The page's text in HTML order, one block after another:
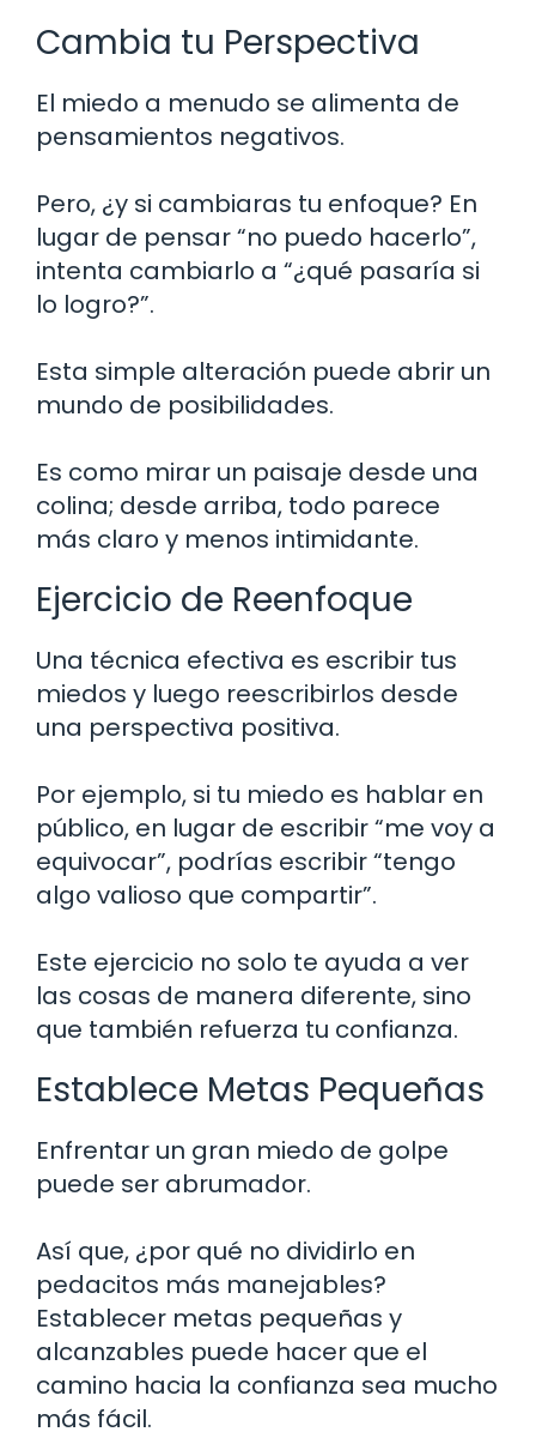
Cambia tu Perspectiva
El miedo a menudo se alimenta de
pensamientos negativos.
Pero, ¿y si cambiaras tu enfoque? En
lugar de pensar “no puedo hacerlo”,
intenta cambiarlo a “¿qué pasaría si
lo logro?”.
Esta simple alteración puede abrir un
mundo de posibilidades.
Es como mirar un paisaje desde una
colina; desde arriba, todo parece
más claro y menos intimidante.
Ejercicio de Reenfoque
Una técnica efectiva es escribir tus
miedos y luego reescribirlos desde
una perspectiva positiva.
Por ejemplo, si tu miedo es hablar en
público, en lugar de escribir “me voy a
equivocar”, podrías escribir “tengo
algo valioso que compartir”.
Este ejercicio no solo te ayuda a ver
las cosas de manera diferente, sino
que también refuerza tu confianza.
Establece Metas Pequeñas
Enfrentar un gran miedo de golpe
puede ser abrumador.
Así que, ¿por qué no dividirlo en
pedacitos más manejables?
Establecer metas pequeñas y
alcanzables puede hacer que el
camino hacia la confianza sea mucho
más fácil.